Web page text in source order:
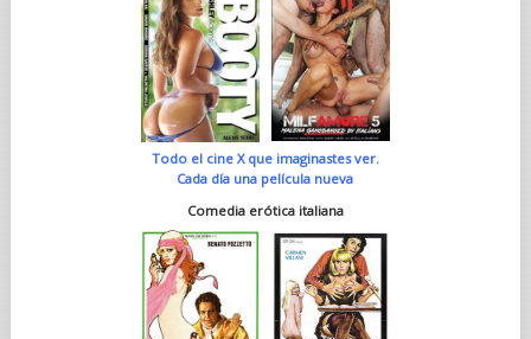
Todo el cine X que imaginastes ver.
Cada día una película nueva
Comedia erótica italiana